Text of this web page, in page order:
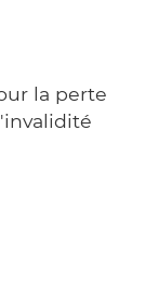
la perte